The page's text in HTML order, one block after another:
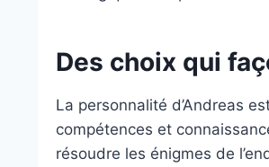
Des choix qui
La personnalité d’Andreas
compétences et
résoudre les énigmes de